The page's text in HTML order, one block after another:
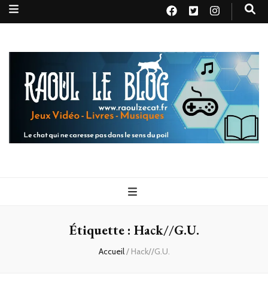
Raoul le
blog
Étiquette : Hack//G.U.
Accueil/ Hack//G.U.